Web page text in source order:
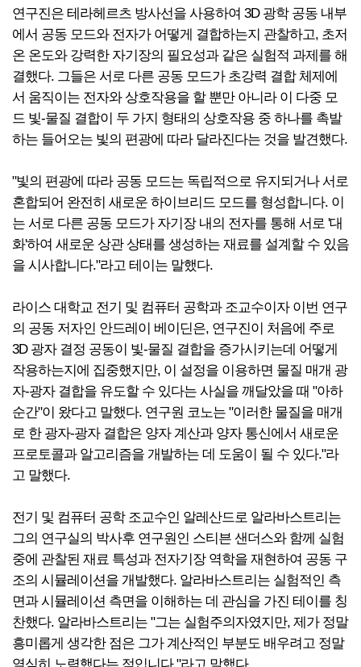
연구진은 테라헤르츠 방사선을 사용하여 3D 광학 공동 내부
에서 공동 모드와 전자가 어떻게 결합하는지 관찰하고, 초저
온 온도와 강력한 자기장의 필요성과 같은 실험적 과제를 해
결했다. 그들은 서로 다른 공동 모드가 초강력 결합 체제에
서 움직이는 전자와 상호작용을 할 뿐만 아니라 이 다중 모
드 빛-물질 결합이 두 가지 형태의 상호작용 중 하나를 촉발
하는 들어오는 빛의 편광에 따라 달라진다는 것을 발견했다.
"빛의 편광에 따라 공동 모드는 독립적으로 유지되거나 서로
혼합되어 완전히 새로운 하이브리드 모드를 형성합니다. 이
는 서로 다른 공동 모드가 자기장 내의 전자를 통해 서로 '대
화'하여 새로운 상관 상태를 생성하는 재료를 설계할 수 있음
을 시사합니다."라고 테이는 말했다.
라이스 대학교 전기 및 컴퓨터 공학과 조교수이자 이번 연구
의 공동 저자인 안드레이 베이딘은, 연구진이 처음에 주로
3D 광자 결정 공동이 빛-물질 결합을 증가시키는데 어떻게
작용하는지에 집중했지만, 이 설정을 이용하면 물질 매개 광
자-광자 결합을 유도할 수 있다는 사실을 깨달았을 때 "아하
순간"이 왔다고 말했다. 연구원 코노는 "이러한 물질을 매개
로 한 광자-광자 결합은 양자 계산과 양자 통신에서 새로운
프로토콜과 알고리즘을 개발하는 데 도움이 될 수 있다."라
고 말했다.
전기 및 컴퓨터 공학 조교수인 알레산드로 알라바스트리는
그의 연구실의 박사후 연구원인 스티븐 샌더스와 함께 실험
중에 관찰된 재료 특성과 전자기장 역학을 재현하여 공동 구
조의 시뮬레이션을 개발했다. 알라바스트리는 실험적인 측
면과 시뮬레이션 측면을 이해하는 데 관심을 가진 테이를 칭
찬했다. 알라바스트리는 "그는 실험주의자였지만, 제가 정말
흥미롭게 생각한 점은 그가 계산적인 부분도 배우려고 정말